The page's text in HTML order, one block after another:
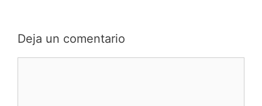
Deja un comentario